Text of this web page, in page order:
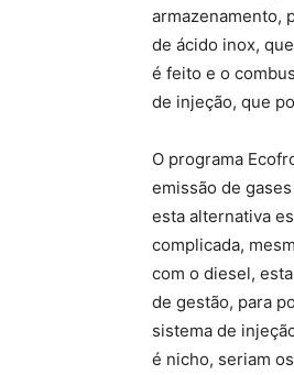
armazenamento,
de ácido inox,
é feito e o
de injeção, que
O programa
emissão de
esta alternativa
complicada,
com o diesel,
de gestão, para
sistema de
é nicho, seriam